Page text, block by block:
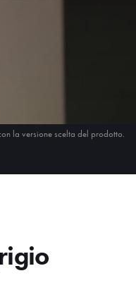
la versione scelta del prodotto.